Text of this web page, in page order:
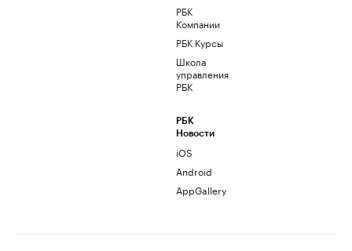
РБК
Компании
РБК Курсы
Школа
управления
РБК
РБК
Новости
iOS
Android
AppGallery